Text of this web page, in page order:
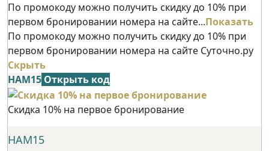
По промокоду можно получить скидку до 10% при
первом бронировании номера на сайте...Показать
По промокоду можно получить скидку до 10% при
первом бронировании номера на сайте Суточно.ру
Скрыть
НАМ15 Открыть код
Скидка 10% на первое бронирование
НАМ15